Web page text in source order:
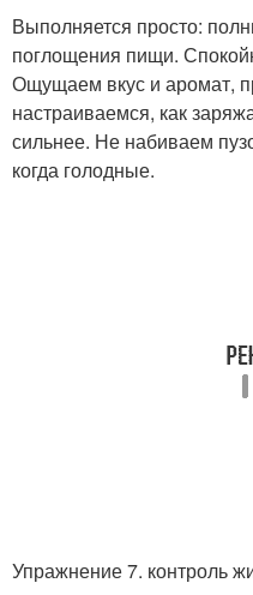
Выполняется просто:
поглощения пищи.
Ощущаем вкус и аромат,
настраиваемся, как
сильнее. Не набиваем
когда голодные.
Упражнение 7. контроль